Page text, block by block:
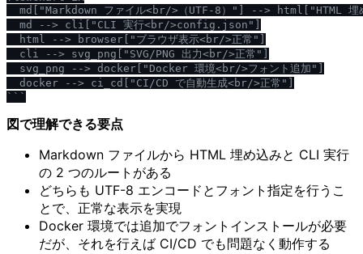
  md["Markdown ファイル<br
/>（UTF-8）"] --> html["HTML 埋
  md --> cli["CLI 実行<br
/>config.json"]
  html --> browser["ブラウザ表示<br
/>正常"]
  cli --> svg_png["SVG
/PNG 出力<br/>正常"]
  svg_png --> docker["Docker 環境<br
/>フォント追加"]
  docker --> ci_cd["CI
/CD で自動生成<br/>正常"]
```
図で理解できる要点
Markdown ファイルから HTML 埋め込みと CLI 実行
の 2 つのルートがある
どちらも UTF-8 エンコードとフォント指定を行うこ
とで、正常な表示を実現
Docker 環境では追加でフォントインストールが必要
だが、それを行えば CI/CD でも問題なく動作する